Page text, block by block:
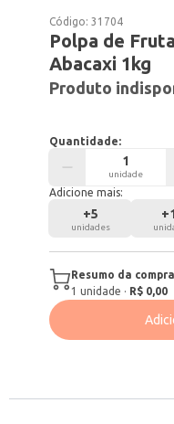
Código:31704
Polpa de
Abacaxi 1kg
Produto
Quantidade:
unidade
Adicione mais:
+5
unidades
+
Resumo da
1 unidade · R$ 0,00